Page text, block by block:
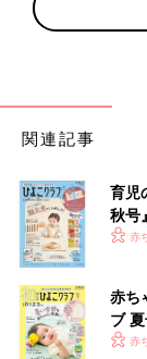
関連記事
育児
秋号
いっ
赤
赤ち
ブ
く！
赤